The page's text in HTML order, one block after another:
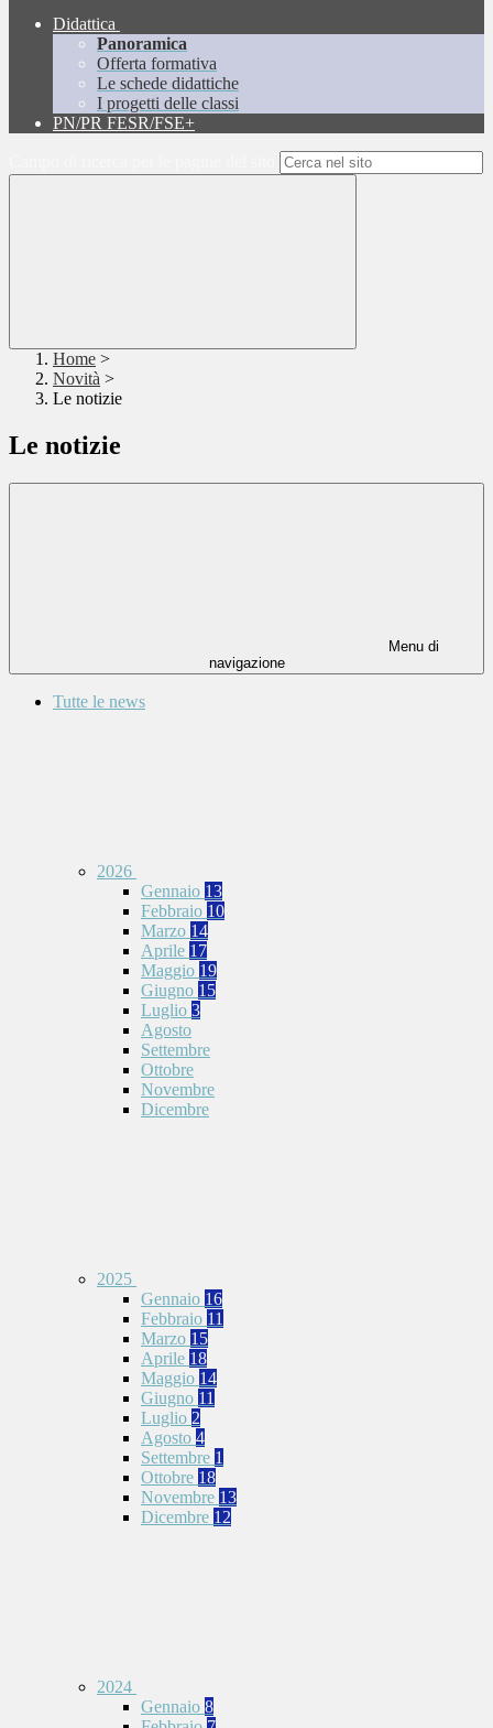
Didattica
Panoramica
Offerta formativa
Le schede didattiche
I progetti delle classi
PN/PR FESR/FSE+
Home >
Novità >
Le notizie
Le notizie
Menu di
navigazione
Tutte le news
2026
Gennaio 13
Febbraio 10
Marzo 14
Aprile 17
Maggio 19
Giugno 15
Luglio 3
Agosto
Settembre
Ottobre
Novembre
Dicembre
2025
Gennaio 16
Febbraio 11
Marzo 15
Aprile 18
Maggio 14
Giugno 11
Luglio 2
Agosto 4
Settembre 1
Ottobre 18
Novembre 13
Dicembre 12
2024
Gennaio 8